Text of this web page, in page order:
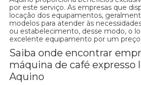
por este serviço. As empresas que
locação dos equipamentos,
modelos para atender às
ou estabelecimento, desse modo, o
excelente equipamento por um
Saiba onde encontrar
máquina de café expresso
Aquino